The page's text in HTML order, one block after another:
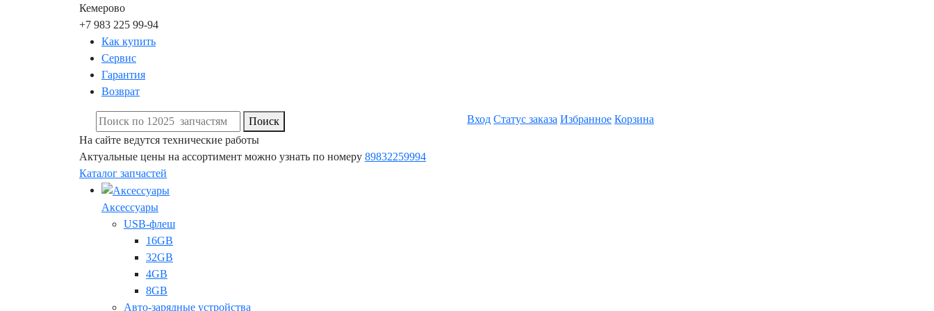
Кемерово
+7 983 225 99-94
Как купить
Сервис
Гарантия
Возврат
Поиск Вход Статус заказа Избранное Корзина
На сайте ведутся технические работы
Актуальные цены на ассортимент можно узнать по номеру 89832259994
Каталог запчастей
Аксессуары
USB-флеш
16GB
32GB
4GB
8GB
Авто-зарядные устройства